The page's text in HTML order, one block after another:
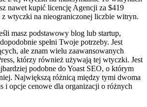
nawet kupić licencję Agencji za $419
z wtyczki na nieograniczonej liczbie witryn.
masz podstawowy blog lub startup,
spełni Twoje potrzeby. Jest
ale znam wielu zaawansowanych
którzy również używają tej wtyczki. Jest
podobne do Yoast SEO, o którym
Największą różnicą między tymi dwoma
i opcje cenowe dla organizacji o różnych